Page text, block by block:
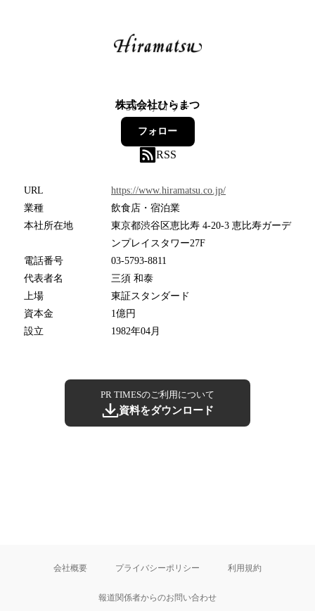
株式会社ひらまつ
38フォロワー
フォロー
RSS
URL
https://www.hiramatsu.co.jp/
業種
飲食店・宿泊業
本社所在地
東京都渋谷区恵比寿 4-20-3 恵比寿ガーデ
ンプレイスタワー27F
電話番号
03-5793-8811
代表者名
三須 和泰
上場
東証スタンダード
資本金
1億円
設立
1982年04月
PR TIMESのご利用について
資料をダウンロード
会社概要 プライバシーポリシー 利用規約
報道関係者からのお問い合わせ